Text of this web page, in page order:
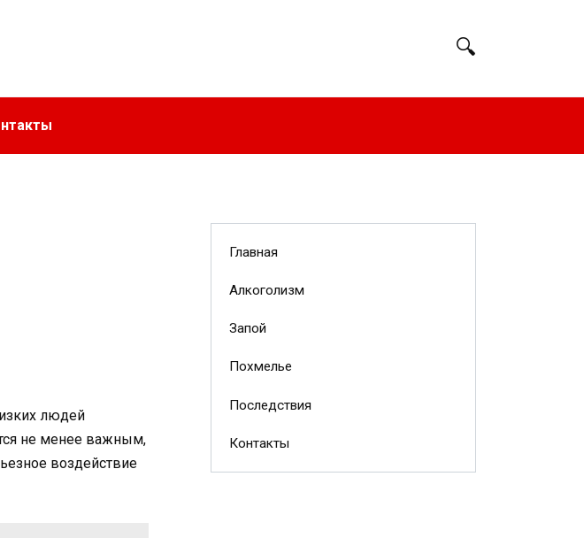
людей
не менее важным,
воздействие
Главная
Алкоголизм
Запой
Похмелье
Последствия
Контакты